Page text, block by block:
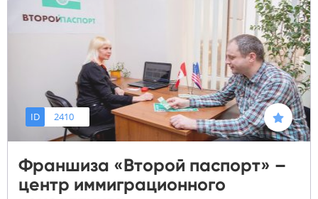
ID 2410
Франшиза «Второй паспорт» –
центр иммиграционного